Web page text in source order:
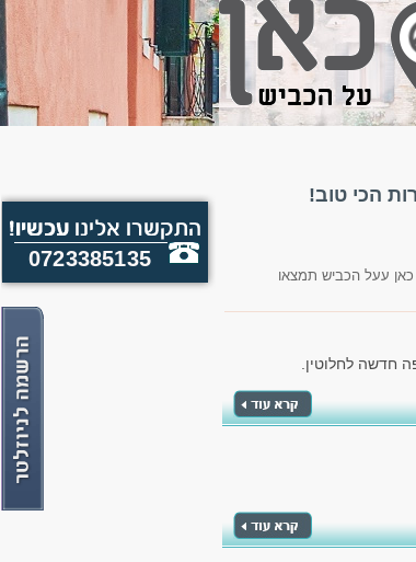
0723385135
הכי טוב!
עעל הכביש תמצאו
חדשה לחלוטין.